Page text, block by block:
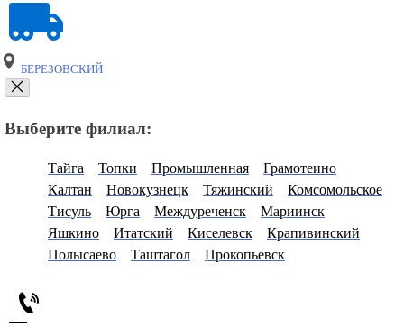
БЕРЕЗОВСКИЙ
Выберите филиал:
Тайга Топки Промышленная
Грамотеино
Калтан
Новокузнецк Тяжинский
Комсомольское
Тисуль
Юрга Междуреченск
Мариинск
Яшкино
Итатский Киселевск
Крапивинский
Полысаево
Таштагол Прокопьевск